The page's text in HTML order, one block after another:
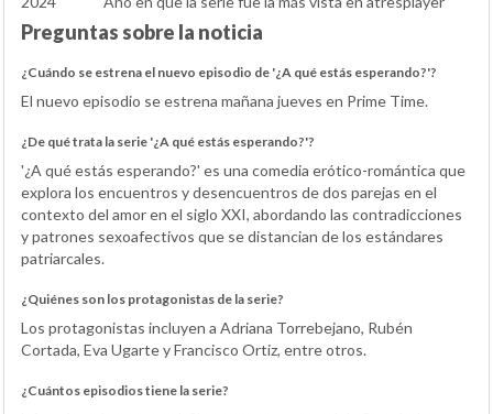
Preguntas sobre la noticia
¿Cuándo se estrena el nuevo episodio de '¿A qué estás esperando?'?
El nuevo episodio se estrena mañana jueves en Prime Time.
¿De qué trata la serie '¿A qué estás esperando?'?
'¿A qué estás esperando?' es una comedia erótico-romántica que
explora los encuentros y desencuentros de dos parejas en el
contexto del amor en el siglo XXI, abordando las contradicciones
y patrones sexoafectivos que se distancian de los estándares
patriarcales.
¿Quiénes son los protagonistas de la serie?
Los protagonistas incluyen a Adriana Torrebejano, Rubén
Cortada, Eva Ugarte y Francisco Ortiz, entre otros.
¿Cuántos episodios tiene la serie?